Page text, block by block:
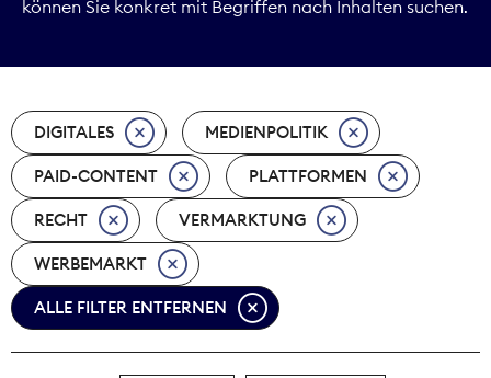
Marktdaten
Nachhaltigkeit
Nachwuchs
Nova Award
Pressefreiheit
Print
können Sie konkret mit Begriffen nach Inhalten suchen.
DIGITALES MEDIENPOLITIK
PAID-CONTENT PLATTFORMEN
RECHT VERMARKTUNG
WERBEMARKT
ALLE FILTER ENTFERNEN